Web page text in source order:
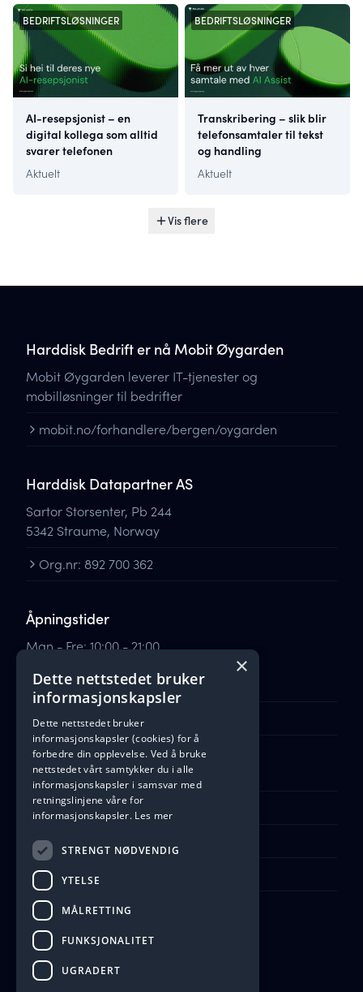
BEDRIFTSLØSNINGER
AI-resepsjonist – en
digital kollega som alltid
svarer telefonen
Aktuelt
BEDRIFTSLØSNINGER
Transkribering – slik blir
telefonsamtaler til tekst
og handling
Aktuelt
Vis flere
Harddisk Bedrift er nå Mobit Øygarden
Mobit Øygarden leverer IT-tjenester og
mobilløsninger til bedrifter
mobit.no/forhandlere/bergen/oygarden
Harddisk Datapartner AS
Sartor Storsenter, Pb 244
5342 Straume, Norway
Org.nr: 892 700 362
Åpningstider
Man - Fre: 10:00 - 21:00
Søndag: Stengt
Åpne Google Maps
Ta kontakt
Telefon: +47 535 00 532
Kontaktskjema
kontakt@harddisk.no
×
Dette nettstedet bruker
informasjonskapsler
Dette nettstedet bruker
informasjonskapsler (cookies) for å
forbedre din opplevelse. Ved å bruke
nettstedet vårt samtykker du i alle
informasjonskapsler i samsvar med
retningslinjene våre for
informasjonskapsler. Les mer
STRENGT NØDVENDIG
YTELSE
MÅLRETTING
FUNKSJONALITET
UGRADERT